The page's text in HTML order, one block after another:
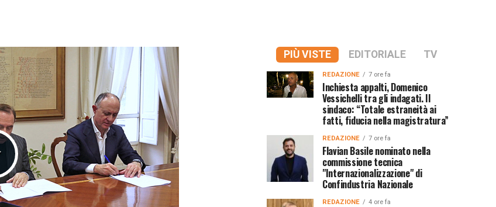
PIÙ VISTE EDITORIALE TV
REDAZIONE 7 ore fa
Inchiesta appalti, Domenico
Vessichelli tra gli indagati. Il
sindaco: “Totale estraneità ai
fatti, fiducia nella magistratura”
REDAZIONE 7 ore fa
Flavian Basile nominato nella
commissione tecnica
"Internazionalizzazione" di
Confindustria Nazionale
REDAZIONE 4 ore fa